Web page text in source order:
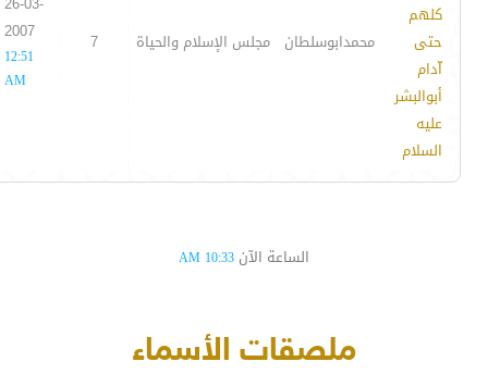
كلهم
حتى
اّدام
أبوالبشر
عليه
السلام
محمدابوسلطان مجلس الإسلام والحياة 7
2007
12:51
AM
الساعة الآن 10:33 AM
ملصقات الأسماء